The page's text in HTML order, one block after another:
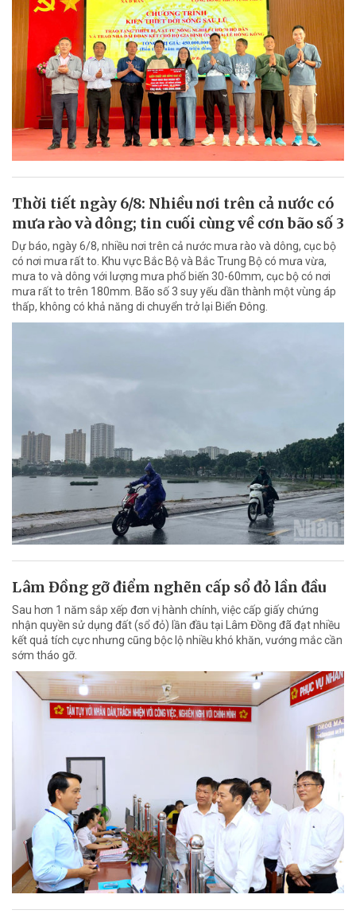
Thời tiết ngày 6/8: Nhiều nơi trên cả nước có
mưa rào và dông; tin cuối cùng về cơn bão số 3
Dự báo, ngày 6/8, nhiều nơi trên cả nước mưa rào và dông, cục bộ
có nơi mưa rất to. Khu vực Bắc Bộ và Bắc Trung Bộ có mưa vừa,
mưa to và dông với lượng mưa phổ biến 30-60mm, cục bộ có nơi
mưa rất to trên 180mm. Bão số 3 suy yếu dần thành một vùng áp
thấp, không có khả năng di chuyển trở lại Biển Đông.
Lâm Đồng gỡ điểm nghẽn cấp sổ đỏ lần đầu
Sau hơn 1 năm sắp xếp đơn vị hành chính, việc cấp giấy chứng
nhận quyền sử dụng đất (sổ đỏ) lần đầu tại Lâm Đồng đã đạt nhiều
kết quả tích cực nhưng cũng bộc lộ nhiều khó khăn, vướng mắc cần
sớm tháo gỡ.